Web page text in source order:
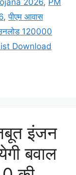
,पीएम आवास
120000
Download
इंजन
बवाल